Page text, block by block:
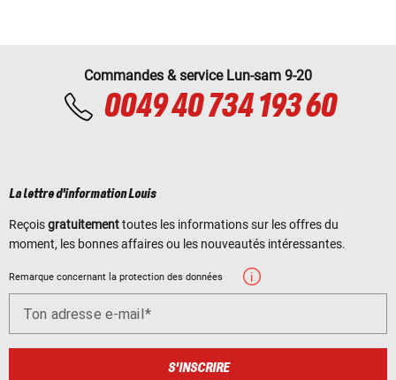
Commandes & service Lun-sam 9-20
0049 40 734 193 60
La lettre d'information Louis
Reçoisgratuitementtoutes les informations sur les offres du
moment, les bonnes affaires ou les nouveautés intéressantes.
Remarque concernant la protection des données
Ton adresse e-mail
S'INSCRIRE